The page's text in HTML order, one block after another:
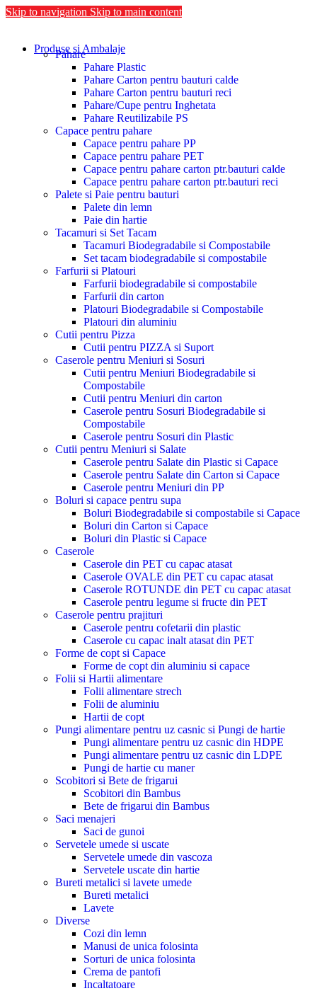
Skip to navigation Skip to main content
Produse si Ambalaje
Pahare
Pahare Plastic
Pahare Carton pentru bauturi calde
Pahare Carton pentru bauturi reci
Pahare/Cupe pentru Inghetata
Pahare Reutilizabile PS
Capace pentru pahare
Capace pentru pahare PP
Capace pentru pahare PET
Capace pentru pahare carton ptr.bauturi calde
Capace pentru pahare carton ptr.bauturi reci
Palete si Paie pentru bauturi
Palete din lemn
Paie din hartie
Tacamuri si Set Tacam
Tacamuri Biodegradabile si Compostabile
Set tacam biodegradabile si compostabile
Farfurii si Platouri
Farfurii biodegradabile si compostabile
Farfurii din carton
Platouri Biodegradabile si Compostabile
Platouri din aluminiu
Cutii pentru Pizza
Cutii pentru PIZZA si Suport
Caserole pentru Meniuri si Sosuri
Cutii pentru Meniuri Biodegradabile si
Compostabile
Cutii pentru Meniuri din carton
Caserole pentru Sosuri Biodegradabile si
Compostabile
Caserole pentru Sosuri din Plastic
Cutii pentru Meniuri si Salate
Caserole pentru Salate din Plastic si Capace
Caserole pentru Salate din Carton si Capace
Caserole pentru Meniuri din PP
Boluri si capace pentru supa
Boluri Biodegradabile si compostabile si Capace
Boluri din Carton si Capace
Boluri din Plastic si Capace
Caserole
Caserole din PET cu capac atasat
Caserole OVALE din PET cu capac atasat
Caserole ROTUNDE din PET cu capac atasat
Caserole pentru legume si fructe din PET
Caserole pentru prajituri
Caserole pentru cofetarii din plastic
Caserole cu capac inalt atasat din PET
Forme de copt si Capace
Forme de copt din aluminiu si capace
Folii si Hartii alimentare
Folii alimentare strech
Folii de aluminiu
Hartii de copt
Pungi alimentare pentru uz casnic si Pungi de hartie
Pungi alimentare pentru uz casnic din HDPE
Pungi alimentare pentru uz casnic din LDPE
Pungi de hartie cu maner
Scobitori si Bete de frigarui
Scobitori din Bambus
Bete de frigarui din Bambus
Saci menajeri
Saci de gunoi
Servetele umede si uscate
Servetele umede din vascoza
Servetele uscate din hartie
Bureti metalici si lavete umede
Bureti metalici
Lavete
Diverse
Cozi din lemn
Manusi de unica folosinta
Sorturi de unica folosinta
Crema de pantofi
Incaltatoare